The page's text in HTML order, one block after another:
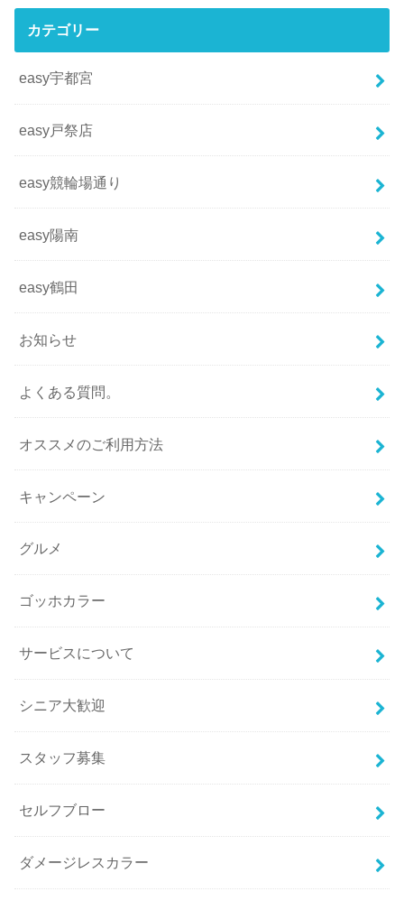
カテゴリー
easy宇都宮
easy戸祭店
easy競輪場通り
easy陽南
easy鶴田
お知らせ
よくある質問。
オススメのご利用方法
キャンペーン
グルメ
ゴッホカラー
サービスについて
シニア大歓迎
スタッフ募集
セルフブロー
ダメージレスカラー